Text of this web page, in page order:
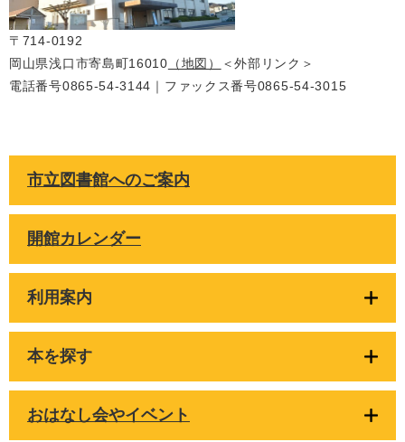
〒714-0192
岡山県浅口市寄島町16010 （地図）
＜外部リンク＞
電話番号0865-54-3144｜ファックス番号0865-54-3015
市立図書館へのご案内
開館カレンダー
利用案内
本を探す
おはなし会やイベント